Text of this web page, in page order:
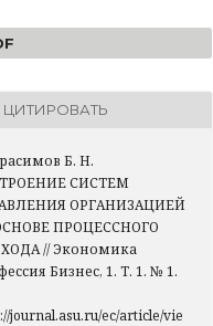
ЦИТИРОВАТЬ
Б. Н.
СИСТЕМ
ОРГАНИЗАЦИЕЙ
ПРОЦЕССНОГО
// Экономика
Бизнес, 1. Т. 1. № 1.
journal.asu.ru/ec/article/vie